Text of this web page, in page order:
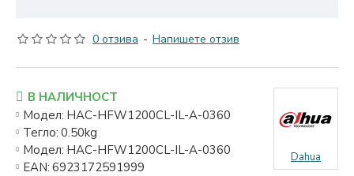
0 отзива - Напишете отзив
В НАЛИЧНОСТ
Модел: HAC-HFW1200CL-IL-A-0360
Тегло: 0.50kg
Модел: HAC-HFW1200CL-IL-A-0360
EAN: 6923172591999
Dahua